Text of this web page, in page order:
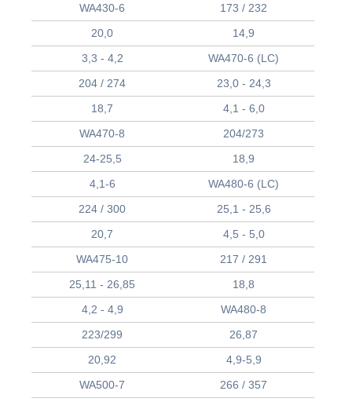
WA430-6
173 / 232
20,0
14,9
3,3 - 4,2
WA470-6 (LC)
204 / 274
23,0 - 24,3
18,7
4,1 - 6,0
WA470-8
204/273
24-25,5
18,9
4,1-6
WA480-6 (LC)
224 / 300
25,1 - 25,6
20,7
4,5 - 5,0
WA475-10
217 / 291
25,11 - 26,85
18,8
4,2 - 4,9
WA480-8
223/299
26,87
20,92
4,9-5,9
WA500-7
266 / 357